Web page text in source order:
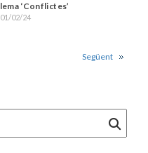
lema ‘Conflictes’
01/02/24
Següent